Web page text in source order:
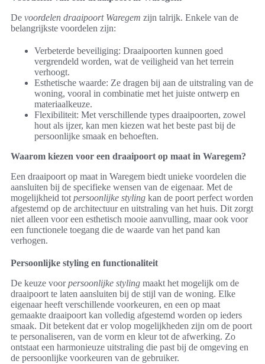
De voordelen draaipoort Waregem zijn talrijk. Enkele van de
belangrijkste voordelen zijn:
Verbeterde beveiliging: Draaipoorten kunnen goed
vergrendeld worden, wat de veiligheid van het terrein
verhoogt.
Esthetische waarde: Ze dragen bij aan de uitstraling van de
woning, vooral in combinatie met het juiste ontwerp en
materiaalkeuze.
Flexibiliteit: Met verschillende types draaipoorten, zowel
hout als ijzer, kan men kiezen wat het beste past bij de
persoonlijke smaak en behoeften.
Waarom kiezen voor een draaipoort op maat in Waregem?
Een draaipoort op maat in Waregem biedt unieke voordelen die
aansluiten bij de specifieke wensen van de eigenaar. Met de
mogelijkheid tot persoonlijke styling kan de poort perfect worden
afgestemd op de architectuur en uitstraling van het huis. Dit zorgt
niet alleen voor een esthetisch mooie aanvulling, maar ook voor
een functionele toegang die de waarde van het pand kan
verhogen.
Persoonlijke styling en functionaliteit
De keuze voorpersoonlijke styling maakt het mogelijk om de
draaipoort te laten aansluiten bij de stijl van de woning. Elke
eigenaar heeft verschillende voorkeuren, en een op maat
gemaakte draaipoort kan volledig afgestemd worden op ieders
smaak. Dit betekent dat er volop mogelijkheden zijn om de poort
te personaliseren, van de vorm en kleur tot de afwerking. Zo
ontstaat een harmonieuze uitstraling die past bij de omgeving en
de persoonlijke voorkeuren van de gebruiker.